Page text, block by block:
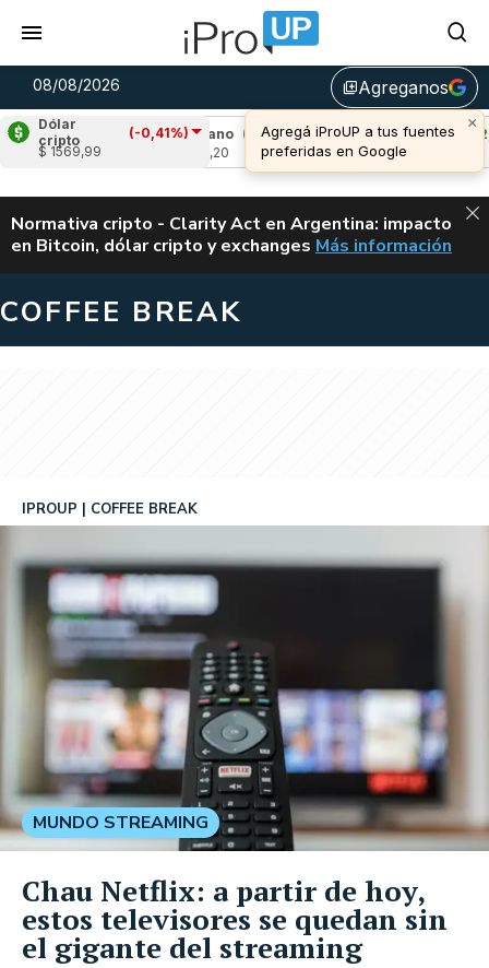
08/08/2026 library_addAgreganos
×
Agregá iProUP a tus fuentes
preferidas en Google
Dólar
cripto
(-0,41%)
$ 1569,99
Cardano
(0,76%)
Avalanche
u$s 6,53
ALERTA
Normativa cripto - Clarity Act en Argentina: impacto
en Bitcoin, dólar cripto y exchanges CLARITY ACT EN
Más información
COFFEE BREAK
IPROUP COFFEE BREAK
MUNDO STREAMING
Chau Netflix: a partir de hoy,
estos televisores se quedan sin
el gigante del streaming